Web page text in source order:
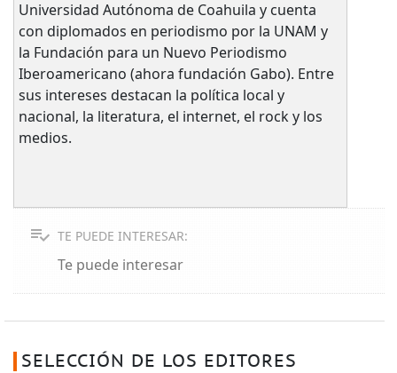
Universidad Autónoma de Coahuila y cuenta
con diplomados en periodismo por la UNAM y
la Fundación para un Nuevo Periodismo
Iberoamericano (ahora fundación Gabo). Entre
sus intereses destacan la política local y
nacional, la literatura, el internet, el rock y los
medios.
TE PUEDE INTERESAR:
Te puede interesar
SELECCIÓN DE LOS EDITORES